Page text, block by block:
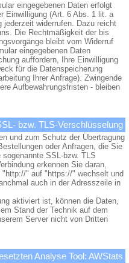
eingegebenen Daten erfolgt
Einwilligung (Art. 6 Abs. 1 lit. a
jederzeit widerrufen. Dazu reicht
Die Rechtmäßigkeit der bis
bleibt vom Widerruf
eingegebenen Daten
auffordern, Ihre Einwilligung
für die Datenspeicherung
Ihrer Anfrage). Zwingende
Aufbewahrungsfristen - bleiben
bzw. TLS-Verschlüsselung
und zum Schutz der Übertragung
oder Anfragen, die Sie
SSL-bzw. TLS
erkennen Sie daran,
" auf "https://" wechselt und
auch in der Adresszeile in
aktiviert ist, können die Daten,
Stand der Technik auf dem
Server nicht von Dritten
Analyse Tool: AWStats